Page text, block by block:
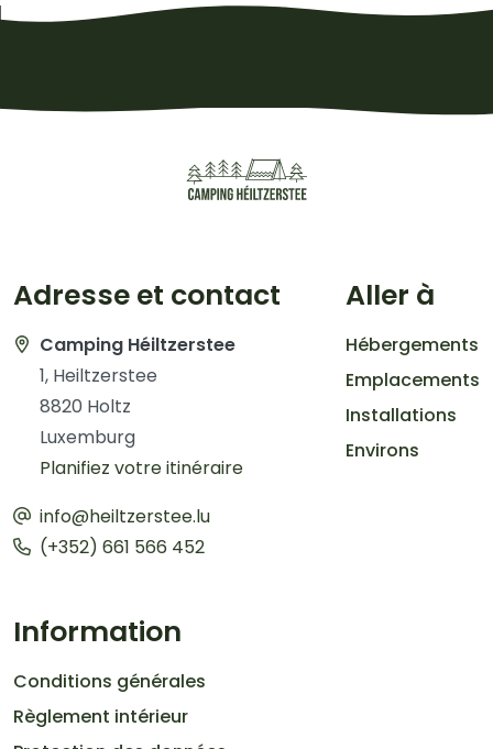
Adresse et contact
Camping Héiltzerstee
1, Heiltzerstee
8820 Holtz
Luxemburg
Planifiez votre itinéraire
info@heiltzerstee.lu
(+352) 661 566 452
Aller à
Hébergements
Emplacements
Installations
Environs
Information
Conditions générales
Règlement intérieur